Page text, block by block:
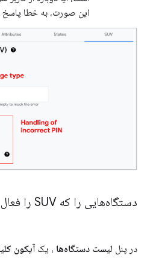
این صورت، به خطا پاسخ
دستگاه‌هایی را که SUV را فعال می‌کنند شناسایی کنید
در پنل لیست دستگاه‌ها ، یک آیکون